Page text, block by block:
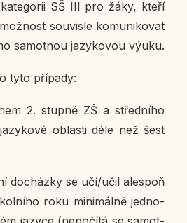
SŠ III pro žáky, kteří
sou­vis­le ko­mu­ni­ko­vat
sa­mot­nou ja­zy­ko­vou výuku.
tyto pří­pa­dy:
2. stupně ZŠ a střed­ní­ho
ob­las­ti déle než šest
do­cház­ky se učí/učil ale­spoň
roku mi­ni­mál­ně jed­no­